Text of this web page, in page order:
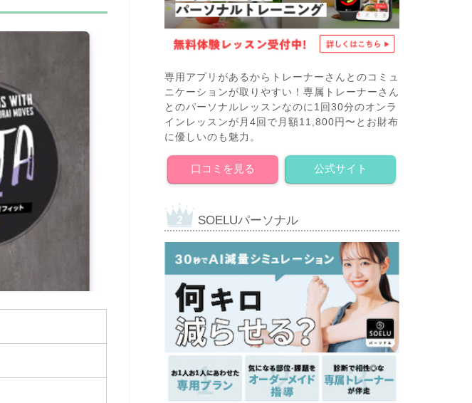
専用アプリがあるからトレーナーさんとのコミュ
ニケーションが取りやすい！専属トレーナーさん
とのパーソナルレッスンなのに1回30分のオンラ
インレッスンが月4回で月額11,800円〜とお財布
に優しいのも魅力。
口コミを見る 公式サイト
SOELUパーソナル